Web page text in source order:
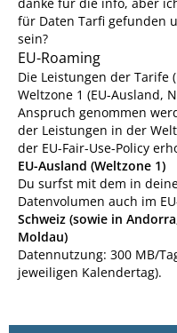
für Daten Tarfi gefunden
sein?
EU-Roaming
Die Leistungen der Tarife
Weltzone 1 (EU-Ausland,
Anspruch genommen
der Leistungen in der
der EU-Fair-Use-Policy
EU-Ausland (Weltzone 1)
Du surfst mit dem in
Datenvolumen auch im
Schweiz (sowie in
Moldau)
Datennutzung: 300 MB/
jeweiligen Kalendertag).